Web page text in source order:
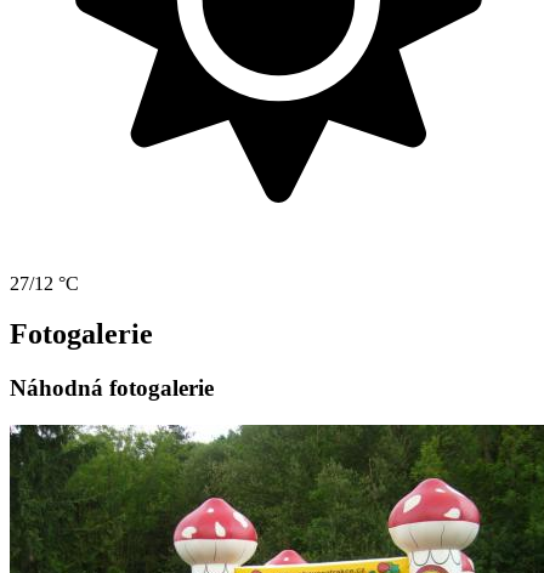
27/12 °C
Fotogalerie
Náhodná fotogalerie